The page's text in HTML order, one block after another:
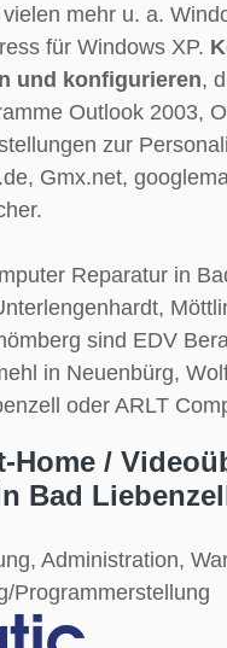
mehr u. a.
für Windows XP.
und konfigurieren,
Outlook 2003,
zur
Gmx.net,
Reparatur in
sind EDV
in Neuenbürg,
oder ARLT
Home /
Bad
Administration,
Programmerstellung